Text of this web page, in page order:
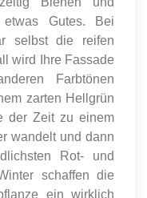
etwas Gutes. Bei
selbst die reifen
wird Ihre Fassade
Farbtönen
zarten Hellgrün
der Zeit zu einem
wandelt und dann
Rot- und
schaffen die
ein wirklich